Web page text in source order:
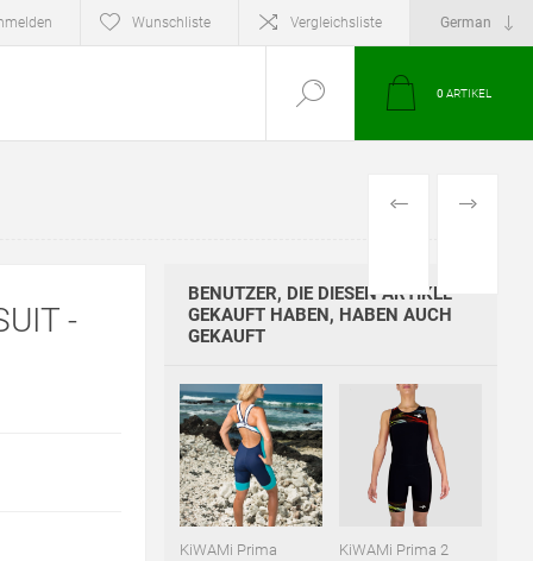
Wunschliste Vergleichsliste
0 ARTIKEL
VORHERIGES
-
BENUTZER, DIE DIESEN ARTIKEL
GEKAUFT HABEN, HABEN AUCH
GEKAUFT
KiWAMi Prima
KiWAMi Prima 2